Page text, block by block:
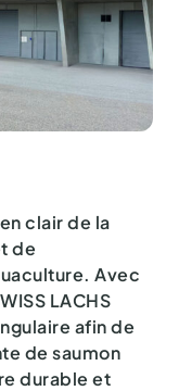
clair de la
de
Avec
LACHS
afin de
de saumon
durable et